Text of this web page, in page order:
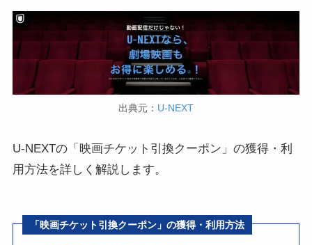
出典元： U-NEXT
U-NEXTの「映画チケット引換クーポン」の獲得・利
用方法を詳しく解説します。
「映画チケット引換クーポン」の獲得・利用方法